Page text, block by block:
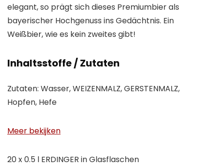
elegant, so prägt sich dieses Premiumbier als
bayerischer Hochgenuss ins Gedächtnis. Ein
Weißbier, wie es kein zweites gibt!
Inhaltsstoffe / Zutaten
Zutaten: Wasser, WEIZENMALZ, GERSTENMALZ,
Hopfen, Hefe
Meer bekijken
20 x 0.5 l ERDINGER in Glasflaschen